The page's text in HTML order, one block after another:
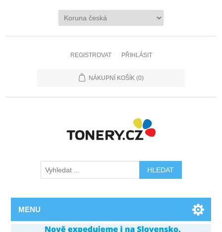
REGISTROVAT PŘIHLÁSIT
NÁKUPNÍ KOŠÍK (0)
MENU